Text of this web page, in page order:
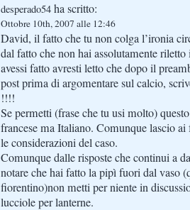
desperado54 ha scritto:
Ottobre 10th, 2007 alle 12:46
David, il fatto che tu non colga l’ironia
dal fatto che non hai assolutamente
avessi fatto avresti letto che dopo il
post prima di argomentare sul calcio,
!!!!
Se permetti (frase che tu usi molto)
francese ma Italiano. Comunque lascio
le considerazioni del caso.
Comunque dalle risposte che continui a
notare che hai fatto la pipì fuori dal vaso
fiorentino)non metti per niente in
lucciole per lanterne.